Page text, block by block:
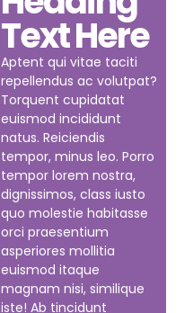
Text Here
Aptent qui vitae taciti
repellendus ac volutpat?
Torquent cupidatat
euismod incididunt
natus. Reiciendis
tempor, minus leo. Porro
tempor lorem nostra,
dignissimos, class iusto
quo molestie habitasse
orci praesentium
asperiores mollitia
euismod itaque
magnam nisi, similique
iste! Ab tincidunt